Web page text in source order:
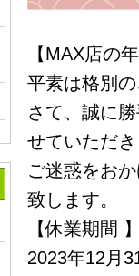
【MAX店の
平素は格別
さて、誠に
せていただ
ご迷惑をお
致します。
【休業期間
2023年12月